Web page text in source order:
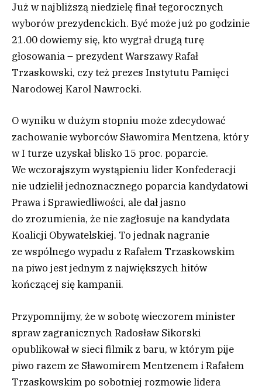
Już w najbliższą niedzielę finał tegorocznych
wyborów prezydenckich. Być może już po godzinie
21.00 dowiemy się, kto wygrał drugą turę
głosowania – prezydent Warszawy Rafał
Trzaskowski, czy też prezes Instytutu Pamięci
Narodowej Karol Nawrocki.
O wyniku w dużym stopniu może zdecydować
zachowanie wyborców Sławomira Mentzena, który
w I turze uzyskał blisko 15 proc. poparcie.
We wczorajszym wystąpieniu lider Konfederacji
nie udzielił jednoznacznego poparcia kandydatowi
Prawa i Sprawiedliwości, ale dał jasno
do zrozumienia, że nie zagłosuje na kandydata
Koalicji Obywatelskiej. To jednak nagranie
ze wspólnego wypadu z Rafałem Trzaskowskim
na piwo jest jednym z największych hitów
kończącej się kampanii.
Przypomnijmy, że w sobotę wieczorem minister
spraw zagranicznych Radosław Sikorski
opublikował w sieci filmik z baru, w którym pije
piwo razem ze Sławomirem Mentzenem i Rafałem
Trzaskowskim po sobotniej rozmowie lidera